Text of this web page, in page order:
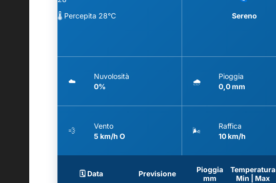
🌡️ Percepita 28°C Sereno
☁️
Nuvolosità
0%
🌧️
Pioggia
0,0 mm
💨
Vento
5 km/h O
🌬️
Raffica
10 km/h
🗓️ Data Previsione
Pioggia
mm
Temperatura
Min | Max